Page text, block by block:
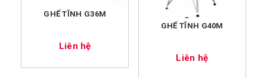
GHẾ TĨNH G36M
Liên hệ
GHẾ TĨNH G40M
Liên hệ